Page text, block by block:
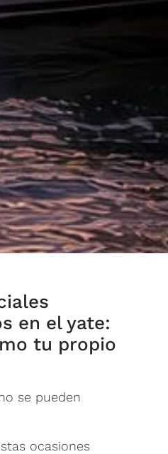
en el yate:
tu propio
se pueden
ocasiones